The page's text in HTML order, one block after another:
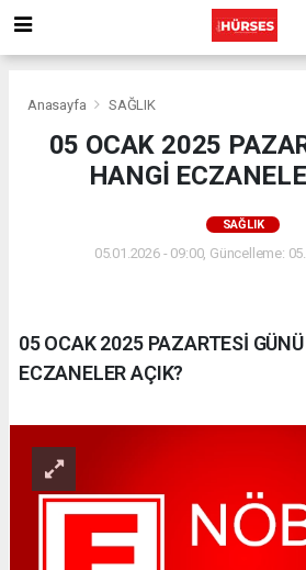
Anasayfa SAĞLIK
05 OCAK 2025
HANGİ
SAĞLIK
05.01.2026 - 09:00, Güncelleme:
05 OCAK 2025 PAZARTESİ
ECZANELER AÇIK?